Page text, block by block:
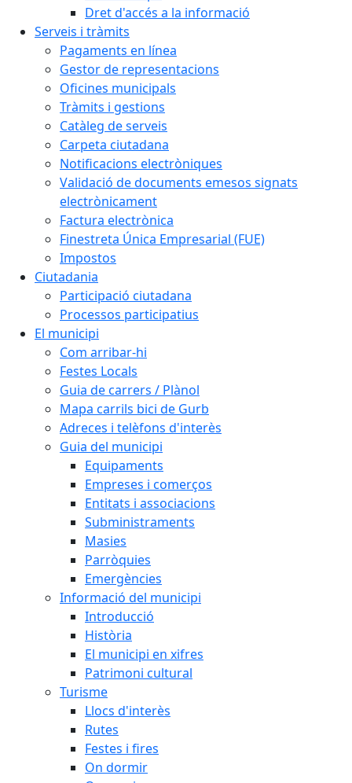
Dret d'accés a la informació
Serveis i tràmits
Pagaments en línea
Gestor de representacions
Oficines municipals
Tràmits i gestions
Catàleg de serveis
Carpeta ciutadana
Notificacions electròniques
Validació de documents emesos signats
electrònicament
Factura electrònica
Finestreta Única Empresarial (FUE)
Impostos
Ciutadania
Participació ciutadana
Processos participatius
El municipi
Com arribar-hi
Festes Locals
Guia de carrers / Plànol
Mapa carrils bici de Gurb
Adreces i telèfons d'interès
Guia del municipi
Equipaments
Empreses i comerços
Entitats i associacions
Subministraments
Masies
Parròquies
Emergències
Informació del municipi
Introducció
Història
El municipi en xifres
Patrimoni cultural
Turisme
Llocs d'interès
Rutes
Festes i fires
On dormir